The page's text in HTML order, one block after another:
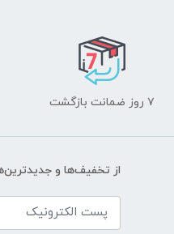
۷ روز ضمانت بازگشت
از تخفیف‌ها و